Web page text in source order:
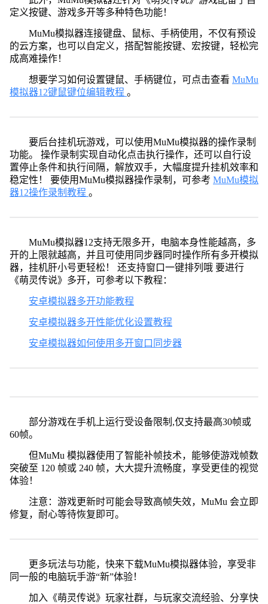
定义按键、游戏多开等多种特色功能！
MuMu模拟器连接键盘、鼠标、手柄使用，不仅有预设
的云方案，也可以自定义，搭配智能按键、宏按键，轻松完
成高难操作！
想要学习如何设置键鼠、手柄键位，可点击查看 MuMu
模拟器12键鼠键位编辑教程 。
要后台挂机玩游戏，可以使用MuMu模拟器的操作录制
功能。 操作录制实现自动化点击执行操作，还可以自行设
置停止条件和执行间隔，解放双手，大幅度提升挂机效率和
稳定性！ 要使用MuMu模拟器操作录制，可参考 MuMu模拟
器12操作录制教程 。
MuMu模拟器12支持无限多开，电脑本身性能越高，多
开的上限就越高，并且可使用同步器同时操作所有多开模拟
器，挂机肝小号更轻松！ 还支持窗口一键排列哦 要进行
《萌灵传说》多开，可参考以下教程：
安卓模拟器多开功能教程
安卓模拟器多开性能优化设置教程
安卓模拟器如何使用多开窗口同步器
部分游戏在手机上运行受设备限制,仅支持最高30帧或
60帧。
但MuMu 模拟器使用了智能补帧技术，能够使游戏帧数
突破至 120 帧或 240 帧，大大提升流畅度，享受更佳的视觉
体验！
注意：游戏更新时可能会导致高帧失效，MuMu 会立即
修复，耐心等待恢复即可。
更多玩法与功能，快来下载MuMu模拟器体验，享受非
同一般的电脑玩手游“新”体验！
加入《萌灵传说》玩家社群，与玩家交流经验、分享快